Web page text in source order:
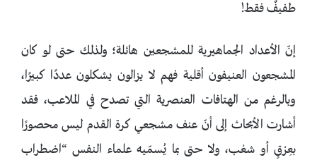
طفيفٌ فقط!
إنّ الأعداد الجماهيرية للمشجعين هائلة؛ ولذلك حتى لو كان
المشجعون العنيفون أقلية فهم لا يزالون يشكلون عددًا كبيرًا،
وبالرغم من الهتافات العنصرية التي تصدح في الملاعب، فقد
أشارت الأبحاث إلى أنّ عنف مشجعي كرة القدم ليس محصورًا
بعِرْقٍ أو شعْب، ولا حتى بما يُسمّيه علماء النفس “اضطراب